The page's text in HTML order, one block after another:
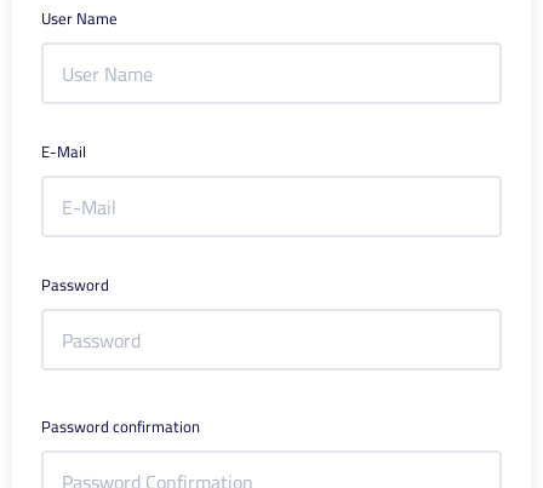
User Name
E-Mail
Password
Password confirmation